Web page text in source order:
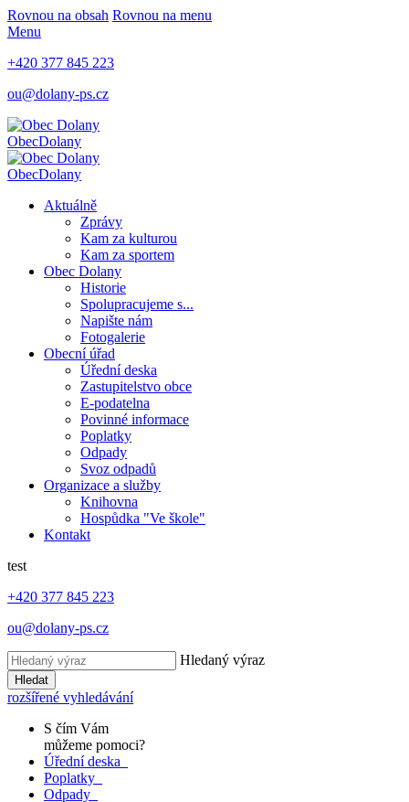
Rovnou na obsah Rovnou na menu
Menu
+420 377 845 223
ou@dolany-ps.cz
ObecDolany
ObecDolany
Aktuálně
Zprávy
Kam za kulturou
Kam za sportem
Obec Dolany
Historie
Spolupracujeme s...
Napište nám
Fotogalerie
Obecní úřad
Úřední deska
Zastupitelstvo obce
E-podatelna
Povinné informace
Poplatky
Odpady
Svoz odpadů
Organizace a služby
Knihovna
Hospůdka "Ve škole"
Kontakt
test
+420 377 845 223
ou@dolany-ps.cz
Hledaný výraz
Hledat
rozšířené vyhledávání
S čím Vám
můžeme pomoci?
Úřední deska
Poplatky
Odpady